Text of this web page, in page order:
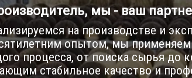
мы - ваш
на производстве и
опытом, мы
процесса, от поиска сырья
стабильное качество и